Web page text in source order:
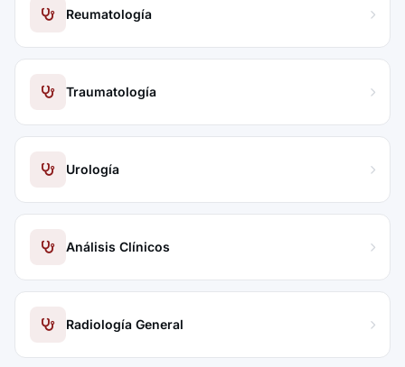
Reumatología
Traumatología
Urología
Análisis Clínicos
Radiología General